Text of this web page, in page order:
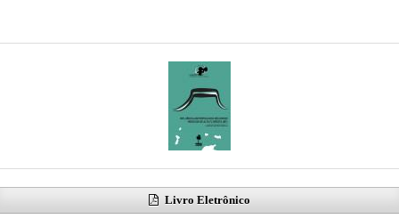
Livro Eletrônico